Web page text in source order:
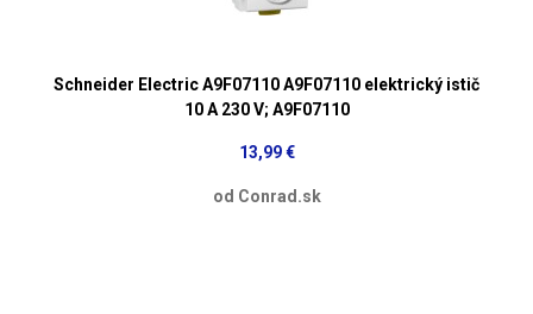
Schneider Electric A9F07110 A9F07110 elektrický istič
10 A 230 V; A9F07110
13,99 €
od Conrad.sk